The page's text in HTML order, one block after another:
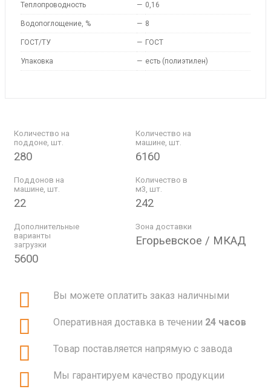
Теплопроводность — 0,16
Водопоглощение, % — 8
ГОСТ/ТУ — ГОСТ
Упаковка — есть (полиэтилен)
Количество на
поддоне, шт.
280
Количество на
машине, шт.
6160
Поддонов на
машине, шт.
22
Количество в
м3, шт.
242
Дополнительные
варианты
загрузки
5600
Зона доставки
Егорьевское / МКАД
Вы можете оплатить заказ наличными
Оперативная доставка в течении 24 часов
Товар поставляется напрямую с завода
Мы гарантируем качество продукции